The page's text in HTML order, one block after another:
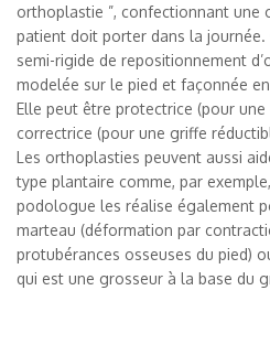
orthoplastie ”, confectionnant une
patient doit porter dans la journée.
semi-rigide de repositionnement
modelée sur le pied et façonnée
Elle peut être protectrice (pour
correctrice (pour une griffe
Les orthoplasties peuvent aussi
type plantaire comme, par
podologue les réalise également
marteau (déformation par
protubérances osseuses du pied)
qui est une grosseur à la base du